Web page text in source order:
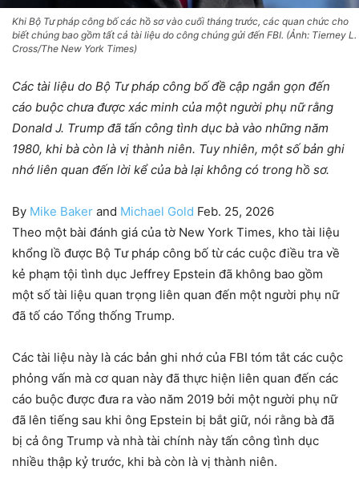
Khi Bộ Tư pháp công bố các hồ sơ vào cuối tháng trước, các quan chức cho
biết chúng bao gồm tất cả tài liệu do công chúng gửi đến FBI. (Ảnh: Tierney L.
Cross/The New York Times)
Các tài liệu do Bộ Tư pháp công bố đề cập ngắn gọn đến
cáo buộc chưa được xác minh của một người phụ nữ rằng
Donald J. Trump đã tấn công tình dục bà vào những năm
1980, khi bà còn là vị thành niên. Tuy nhiên, một số bản ghi
nhớ liên quan đến lời kể của bà lại không có trong hồ sơ.
By Mike Baker and Michael Gold Feb. 25, 2026
Theo một bài đánh giá của tờ New York Times, kho tài liệu
khổng lồ được Bộ Tư pháp công bố từ các cuộc điều tra về
kẻ phạm tội tình dục Jeffrey Epstein đã không bao gồm
một số tài liệu quan trọng liên quan đến một người phụ nữ
đã tố cáo Tổng thống Trump.
Các tài liệu này là các bản ghi nhớ của FBI tóm tắt các cuộc
phỏng vấn mà cơ quan này đã thực hiện liên quan đến các
cáo buộc được đưa ra vào năm 2019 bởi một người phụ nữ
đã lên tiếng sau khi ông Epstein bị bắt giữ, nói rằng bà đã
bị cả ông Trump và nhà tài chính này tấn công tình dục
nhiều thập kỷ trước, khi bà còn là vị thành niên.